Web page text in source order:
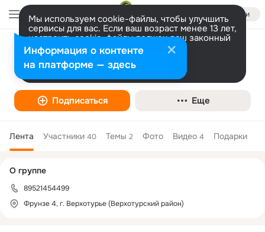
Войти
Мы используем cookie-файлы, чтобы улучшить
сервисы для вас. Если ваш возраст менее 13 лет,
настроить cookie-файлы должен ваш законный
представитель. Больше информации
Разрешить все Настроить
ПОКАТУШКИ И НЕ ТОЛЬКО
Подписаться Еще
Лента Участники 40 Темы 2 Фото Видео 4 Подарки
колонка
О группе
89521454499
Фрунзе 4, г. Верхотурье (Верхотурский район)
Информация о контенте
на платформе — здесь